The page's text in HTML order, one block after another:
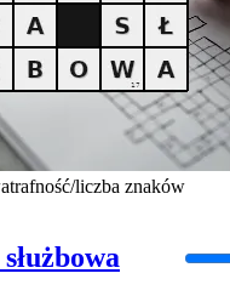
trafność/liczba znaków